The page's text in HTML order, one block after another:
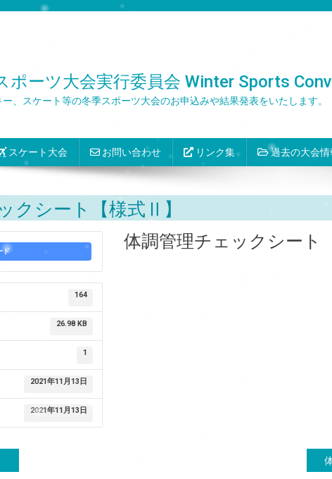
ポーツ大会実行委員会 Winter Sports
、スケート等の冬季スポーツ大会のお申込みや結果発表をいたします。
スケート大会 お問い合わせ リンク集 過去の大会情
クシート【様式Ⅱ】
ド
164
26.98 KB
1
2021年11月13日
2021年11月13日
体調管理チェックシート